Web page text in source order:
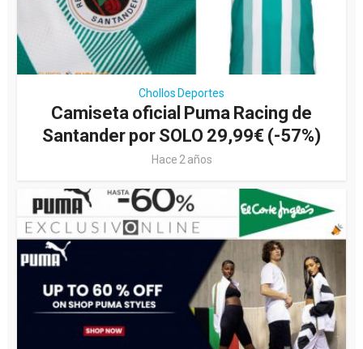
Chollos Deportes
Camiseta oficial Puma Racing de
Santander por SOLO 29,99€ (-57%)
Hace 2 años